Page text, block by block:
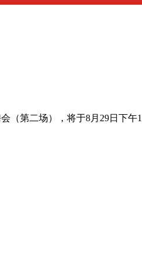
（第二场），将于8月29日下